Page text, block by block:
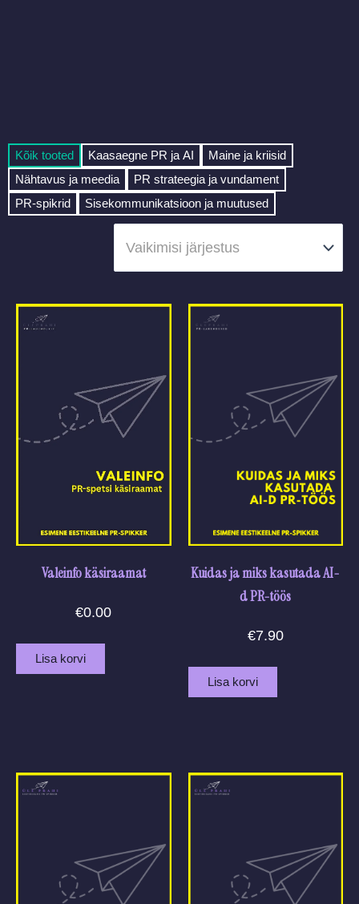
Kaasaegne PR ja AI
Maine ja kriisid
Nähtavus ja meedia
PR strateegia ja vundament
PR-spikrid
Sisekommunikatsioon ja muutused
Kõik tooted
Valeinfo käsiraamat
€0.00
Lisa korvi
Kuidas ja miks kasutada AI-
d PR-töös
€7.90
Lisa korvi
P
e
P
a